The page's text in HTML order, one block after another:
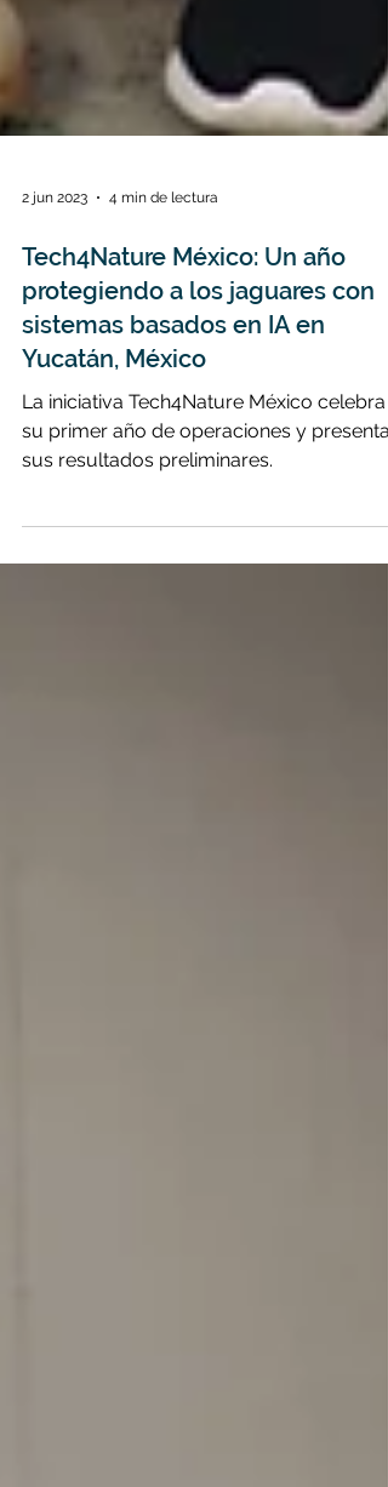
2 jun 2023 4 min de lectura
Tech4Nature México: Un año
protegiendo a los jaguares con
sistemas basados en IA en
Yucatán, México
sus resultados preliminares.